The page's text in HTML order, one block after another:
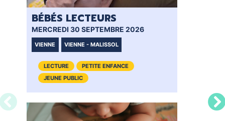
BÉBÉS LECTEURS
MERCREDI 30 SEPTEMBRE 2026
VIENNE VIENNE - MALISSOL
LECTURE
PETITE ENFANCE
JEUNE PUBLIC